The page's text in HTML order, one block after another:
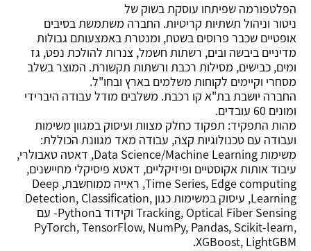
הפלטפורמה שפיתחו עוסקת בשוק של
ניטור וניהול תשתיות קריטיות. החברה משתמשת בסיבים
אופטיים שכבר פרוסים בשטח, ומנטרת באמצעותם גבולות
מדיניים ביבשה ובים, רשתות חשמל, צנרות להולכת נפט, גז
ומים, כבישים, מסילות רכבת ורשתות תקשורת. המוצר בשלב
מסחרי וקיימים לקוחות משלמים בארץ ובחו"ל.
החברה יושבת בת"א קו רכבת. משלבים מודל עבודה היברידי
ומונים 60 עובדים.
מהות התפקיד: תפקוד כחלק מצוות ועיסוק במגוון משימות
ועבודה עם טכנולוגיות קצה, עבודה מאד מגוונת הכוללת:
משימות Data Science/Machine Learning, דאטה טאבולרי,
עיבוד אותות אקוסטיים ופיזיקליים, דאטא פיסיקלי מחיישנים,
Time Series, Edge computing, ראייה ממוחשבת, Deep
Learning, עיסוק במשימות כגון Detection, Classification,
Tracking, Optical Fiber Sensing וקידוד בPython- עם
PyTorch, TensorFlow, NumPy, Pandas, Scikit-learn,
XGBoost, LightGBM.